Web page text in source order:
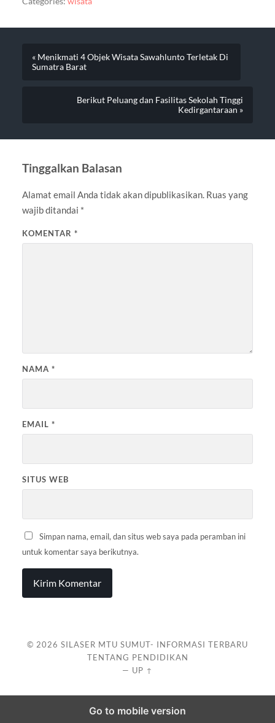
« Menikmati 4 Objek Wisata Sawahlunto Terletak Di
Sumatra Barat
Berikut Peluang dan Fasilitas Sekolah Tinggi
Kedirgantaraan »
Tinggalkan Balasan
Alamat email Anda tidak akan dipublikasikan. Ruas yang
wajib ditandai *
KOMENTAR *
NAMA *
EMAIL *
SITUS WEB
Simpan nama, email, dan situs web saya pada peramban ini
untuk komentar saya berikutnya.
© 2026 SILASER MTU SUMUT- INFORMASI TERBARU
TENTANG PENDIDIKAN
— UP ↑
Go to mobile version